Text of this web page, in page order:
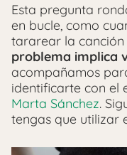
Esta pregunta
en bucle, como
tararear la canción
problema implica
acompañamos
identificarte con el
Marta Sánchez.
tengas que utilizar